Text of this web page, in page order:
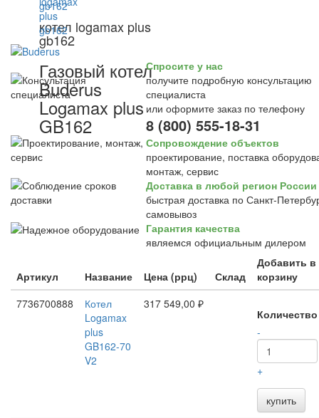
котел logamax plus
gb162
Газовый котел
Buderus
Logamax plus
GB162
Спросите у нас
получите подробную консультацию
специалиста
или оформите заказ по телефону
8 (800) 555-18-31
Сопровождение объектов
проектирование, поставка
монтаж, сервис
Доставка в любой регион России
быстрая доставка по Санкт-
самовывоз
Гарантия качества
являемся официальным дилером
Артикул Название Цена (ррц) Склад
Добавить в
корзину
7736700888
Котел
Logamax
plus
GB162-70
V2
317 549,00 ₽
Количество
-
+
купить